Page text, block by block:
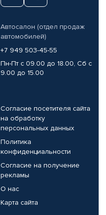
Автосалон (отдел продаж
автомобилей)
+7 949 503-45-55
Пн-Пт с 09.00 до 18.00, Сб с
9.00 до 15.00
Согласие посетителя сайта
на обработку
персональных данных
Политика
конфиденциальности
Согласие на получение
рекламы
О нас
Карта сайта